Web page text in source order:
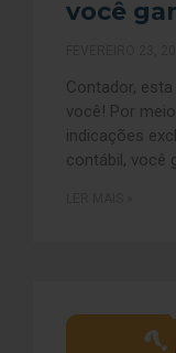
você
Contador,
você! Por
indicações
contábil, você